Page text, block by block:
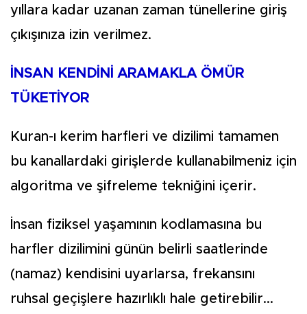
yıllara kadar uzanan zaman tünellerine giriş
çıkışınıza izin verilmez.
İNSAN KENDİNİ ARAMAKLA ÖMÜR
TÜKETİYOR
Kuran-ı kerim harfleri ve dizilimi tamamen
bu kanallardaki girişlerde kullanabilmeniz için
algoritma ve şifreleme tekniğini içerir.
İnsan fiziksel yaşamının kodlamasına bu
harfler dizilimini günün belirli saatlerinde
(namaz) kendisini uyarlarsa, frekansını
ruhsal geçişlere hazırlıklı hale getirebilir...